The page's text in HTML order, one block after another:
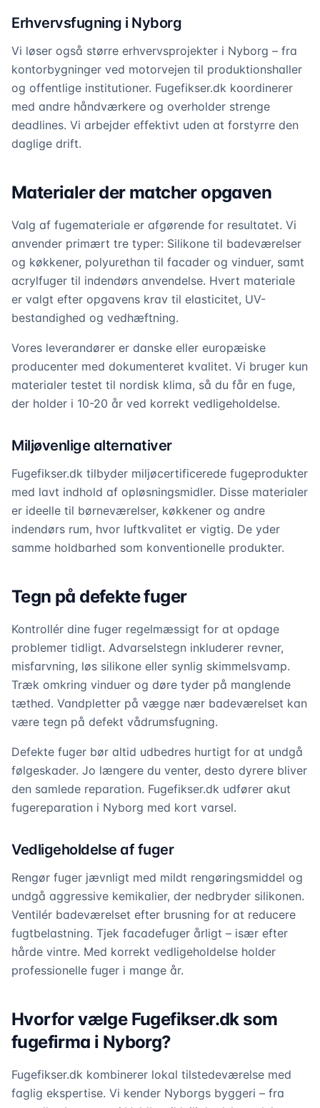
Erhvervsfugning i Nyborg
Vi løser også større erhvervsprojekter i Nyborg – fra
kontorbygninger ved motorvejen til produktionshaller
og offentlige institutioner. Fugefikser.dk koordinerer
med andre håndværkere og overholder strenge
deadlines. Vi arbejder effektivt uden at forstyrre den
daglige drift.
Materialer der matcher opgaven
Valg af fugemateriale er afgørende for resultatet. Vi
anvender primært tre typer: Silikone til badeværelser
og køkkener, polyurethan til facader og vinduer, samt
acrylfuger til indendørs anvendelse. Hvert materiale
er valgt efter opgavens krav til elasticitet, UV-
bestandighed og vedhæftning.
Vores leverandører er danske eller europæiske
producenter med dokumenteret kvalitet. Vi bruger kun
materialer testet til nordisk klima, så du får en fuge,
der holder i 10-20 år ved korrekt vedligeholdelse.
Miljøvenlige alternativer
Fugefikser.dk tilbyder miljøcertificerede fugeprodukter
med lavt indhold af opløsningsmidler. Disse materialer
er ideelle til børneværelser, køkkener og andre
indendørs rum, hvor luftkvalitet er vigtig. De yder
samme holdbarhed som konventionelle produkter.
Tegn på defekte fuger
Kontrollér dine fuger regelmæssigt for at opdage
problemer tidligt. Advarselstegn inkluderer revner,
misfarvning, løs silikone eller synlig skimmelsvamp.
Træk omkring vinduer og døre tyder på manglende
tæthed. Vandpletter på vægge nær badeværelset kan
være tegn på defekt vådrumsfugning.
Defekte fuger bør altid udbedres hurtigt for at undgå
følgeskader. Jo længere du venter, desto dyrere bliver
den samlede reparation. Fugefikser.dk udfører akut
fugereparation i Nyborg med kort varsel.
Vedligeholdelse af fuger
Rengør fuger jævnligt med mildt rengøringsmiddel og
undgå aggressive kemikalier, der nedbryder silikonen.
Ventilér badeværelset efter brusning for at reducere
fugtbelastning. Tjek facadefuger årligt – især efter
hårde vintre. Med korrekt vedligeholdelse holder
professionelle fuger i mange år.
Hvorfor vælge Fugefikser.dk som
fugefirma i Nyborg?
Fugefikser.dk kombinerer lokal tilstedeværelse med
faglig ekspertise. Vi kender Nyborgs byggeri – fra